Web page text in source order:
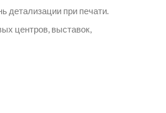
детализации при печати.
центров, выставок,